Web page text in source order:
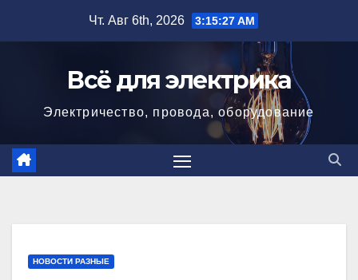
Чт. Авг 6th, 2026 3:15:27 AM
Всё для электрика
Электричество, провода, оборудование
НОВОСТИ РАЗНЫЕ